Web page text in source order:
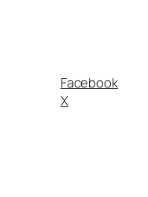
Facebook
X